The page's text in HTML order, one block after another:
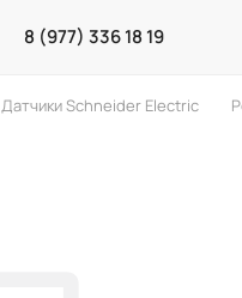
8 (977) 336 18 19
Датчики Schneider Electric